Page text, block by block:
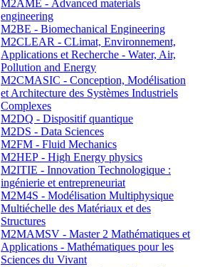
M2AME - Advanced materials
engineering
M2BE - Biomechanical Engineering
M2CLEAR - CLimat, Environnement,
Applications et Recherche - Water, Air,
Pollution and Energy
M2CMASIC - Conception, Modélisation
et Architecture des Systèmes Industriels
Complexes
M2DQ - Dispositif quantique
M2DS - Data Sciences
M2FM - Fluid Mechanics
M2HEP - High Energy physics
M2ITIE - Innovation Technologique :
ingénierie et entrepreneuriat
M2M4S - Modélisation Multiphysique
Multiéchelle des Matériaux et des
Structures
M2MAMSV - Master 2 Mathématiques et
Applications - Mathématiques pour les
Sciences du Vivant